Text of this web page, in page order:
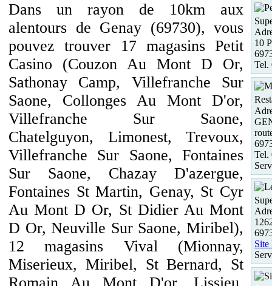
Dans un rayon de 10km aux
alentours de Genay (69730), vous
pouvez trouver 17 magasins Petit
Casino (Couzon Au Mont D Or,
Sathonay Camp, Villefranche Sur
Saone, Collonges Au Mont D'or,
Villefranche Sur Saone,
Chatelguyon, Limonest, Trevoux,
Villefranche Sur Saone, Fontaines
Sur Saone, Chazay D'azergue,
Fontaines St Martin, Genay, St Cyr
Au Mont D Or, St Didier Au Mont
D Or, Neuville Sur Saone, Miribel),
12 magasins Vival (Mionnay,
Miserieux, Miribel, St Bernard, St
10
Tel.
Tel.
Site